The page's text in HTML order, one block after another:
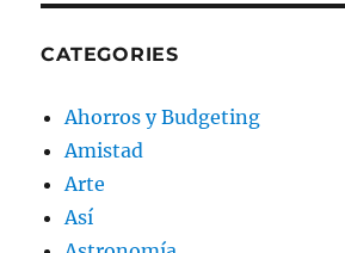
CATEGORIES
Ahorros y Budgeting
Amistad
Arte
Así